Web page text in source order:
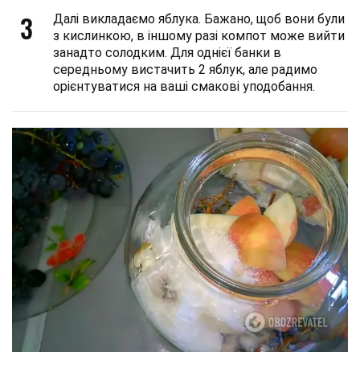
3
Далі викладаємо яблука. Бажано, щоб вони були
з кислинкою, в іншому разі компот може вийти
занадто солодким. Для однієї банки в
середньому вистачить 2 яблук, але радимо
орієнтуватися на ваші смакові уподобання.